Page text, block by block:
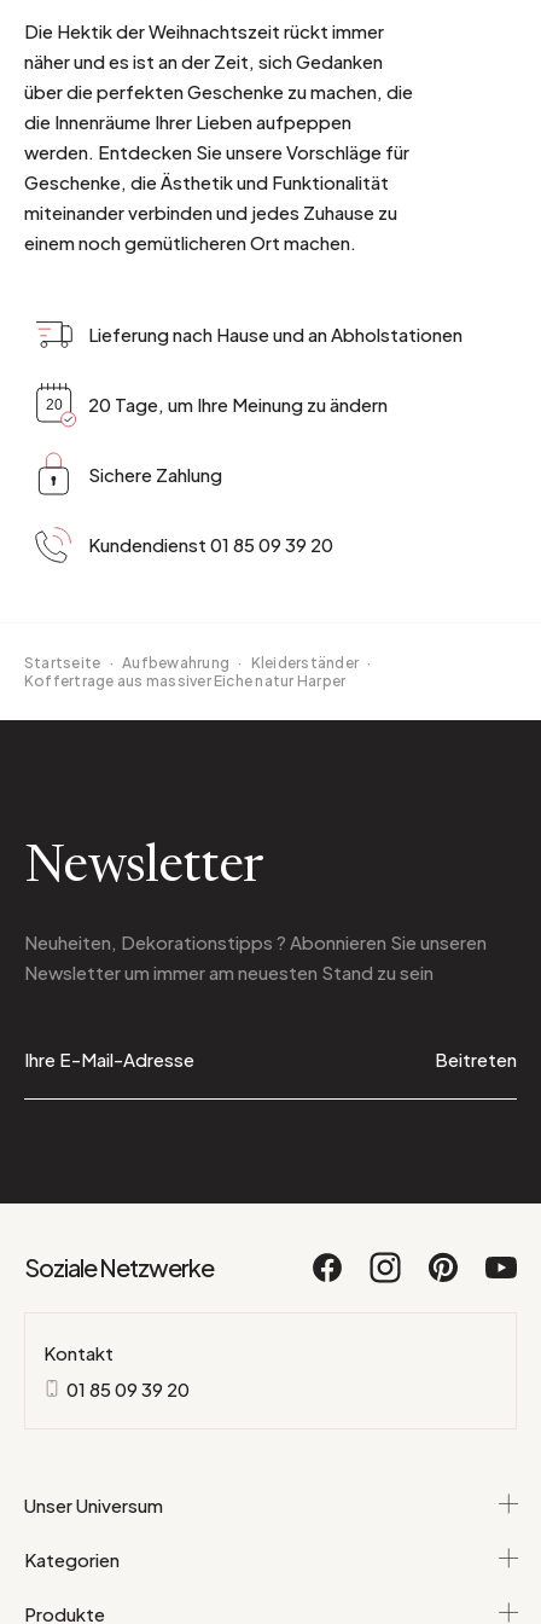
Die Hektik der Weihnachtszeit rückt immer
näher und es ist an der Zeit, sich Gedanken
über die perfekten Geschenke zu machen, die
die Innenräume Ihrer Lieben aufpeppen
werden. Entdecken Sie unsere Vorschläge für
Geschenke, die Ästhetik und Funktionalität
miteinander verbinden und jedes Zuhause zu
einem noch gemütlicheren Ort machen.
Lieferung nach Hause und an Abholstationen
20 Tage, um Ihre Meinung zu ändern
Sichere Zahlung
Kundendienst 01 85 09 39 20
Startseite · Aufbewahrung · Kleiderständer ·
Koffertrage aus massiver Eiche natur Harper
Newsletter
Neuheiten, Dekorationstipps ? Abonnieren Sie unseren
Newsletterum immer am neuesten Stand zu sein
Beitreten
Soziale Netzwerke
Kontakt
01 85 09 39 20
Unser Universum
Kategorien
Produkte